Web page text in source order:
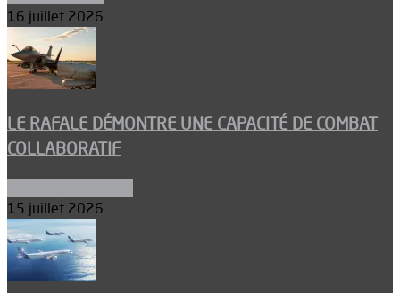
16 juillet 2026
LE RAFALE DÉMONTRE UNE CAPACITÉ DE COMBAT
COLLABORATIF
15 juillet 2026